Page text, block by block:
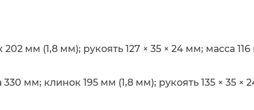
мм (1,8 мм); рукоять 127 × 35 × 24 мм; масса 116
мм; клинок 195 мм (1,8 мм); рукоять 135 × 35 ×